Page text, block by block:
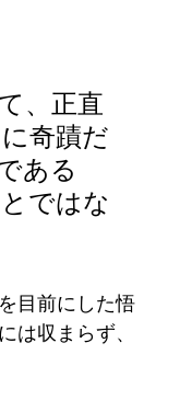
、正直
奇蹟だ
ある
ではな
目前にした悟
は収まらず、